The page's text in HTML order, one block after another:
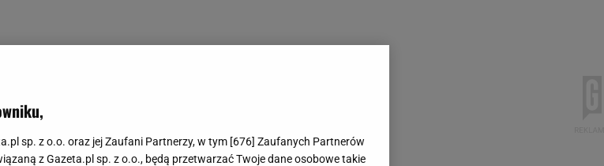
sp. z o.o. oraz jej Zaufani Partnerzy, w tym [676] Zaufanych Partnerów
z Gazeta.pl sp. z o.o., będą przetwarzać Twoje dane osobowe takie